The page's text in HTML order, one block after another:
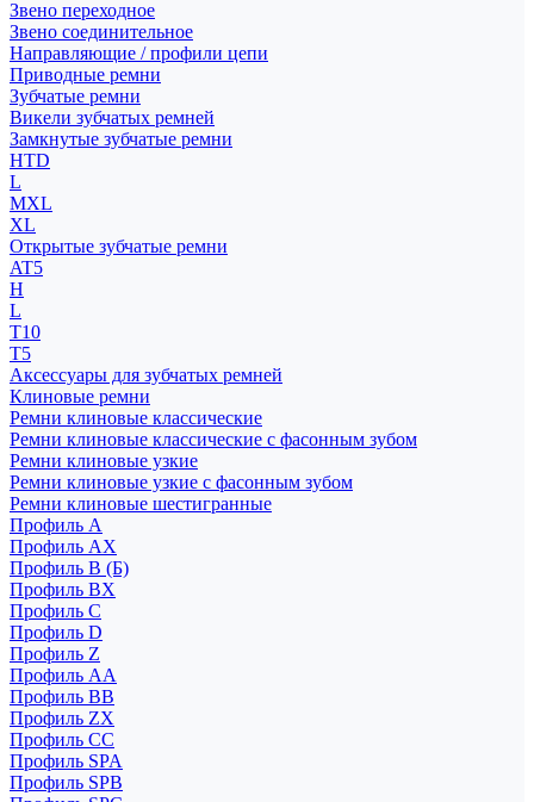
Звено переходное
Звено соединительное
Направляющие / профили цепи
Приводные ремни
Зубчатые ремни
Викели зубчатых ремней
Замкнутые зубчатые ремни
HTD
L
MXL
XL
Открытые зубчатые ремни
AT5
H
L
T10
T5
Аксессуары для зубчатых ремней
Клиновые ремни
Ремни клиновые классические
Ремни клиновые классические с фасонным зубом
Ремни клиновые узкие
Ремни клиновые узкие с фасонным зубом
Ремни клиновые шестигранные
Профиль A
Профиль AX
Профиль B (Б)
Профиль BX
Профиль C
Профиль D
Профиль Z
Профиль АА
Профиль BB
Профиль ZX
Профиль CC
Профиль SPA
Профиль SPB